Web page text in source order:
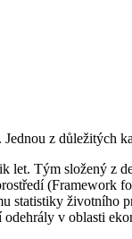
z důležitých
Tým složený z
životního
v oblasti